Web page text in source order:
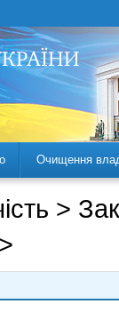
Очищення
>